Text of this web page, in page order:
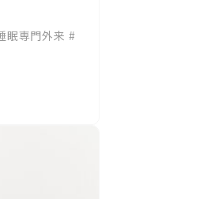
眠専門外来 #